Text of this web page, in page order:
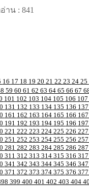
าน : 841
16 17 18 19 20 21 22 23 24 25
59 60 61 62 63 64 65 66 67
101 102 103 104 105 106 107
131 132 133 134 135 136
161 162 163 164 165 166
191 192 193 194 195 196
221 222 223 224 225 226
251 252 253 254 255 256
281 282 283 284 285 286
311 312 313 314 315 316
341 342 343 344 345 346
371 372 373 374 375 376
399 400 401 402 403 404